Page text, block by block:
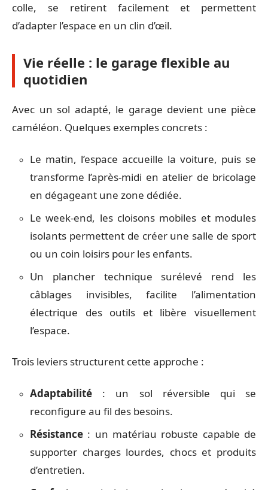
colle, se retirent facilement et permettent
d’adapter l’espace en un clin d’œil.
Vie réelle : le garage flexible au
quotidien
Avec un sol adapté, le garage devient une pièce
caméléon. Quelques exemples concrets :
Le matin, l’espace accueille la voiture, puis se
transforme l’après-midi en atelier de bricolage
en dégageant une zone dédiée.
Le week-end, les cloisons mobiles et modules
isolants permettent de créer une salle de sport
ou un coin loisirs pour les enfants.
Un plancher technique surélevé rend les
câblages invisibles, facilite l’alimentation
électrique des outils et libère visuellement
l’espace.
Trois leviers structurent cette approche :
Adaptabilité : un sol réversible qui se
reconfigure au fil des besoins.
Résistance : un matériau robuste capable de
supporter charges lourdes, chocs et produits
d’entretien.